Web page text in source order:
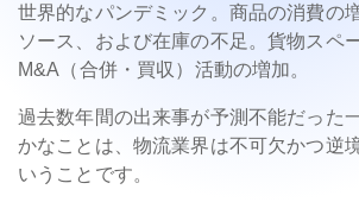
世界的なパンデミック。商品の消費の
ソース、および在庫の不足。貨物スペ
M&A（合併・買収）活動の増加。
過去数年間の出来事が予測不能だった
かなことは、物流業界は不可欠かつ逆
いうことです。